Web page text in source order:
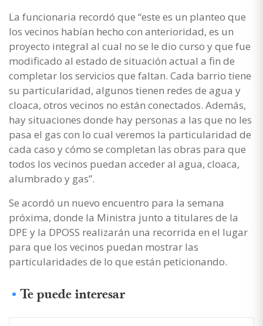
La funcionaria recordó que “este es un planteo que
los vecinos habían hecho con anterioridad, es un
proyecto integral al cual no se le dio curso y que fue
modificado al estado de situación actual a fin de
completar los servicios que faltan. Cada barrio tiene
su particularidad, algunos tienen redes de agua y
cloaca, otros vecinos no están conectados. Además,
hay situaciones donde hay personas a las que no les
pasa el gas con lo cual veremos la particularidad de
cada caso y cómo se completan las obras para que
todos los vecinos puedan acceder al agua, cloaca,
alumbrado y gas”.
Se acordó un nuevo encuentro para la semana
próxima, donde la Ministra junto a titulares de la
DPE y la DPOSS realizarán una recorrida en el lugar
para que los vecinos puedan mostrar las
particularidades de lo que están peticionando.
Te puede interesar